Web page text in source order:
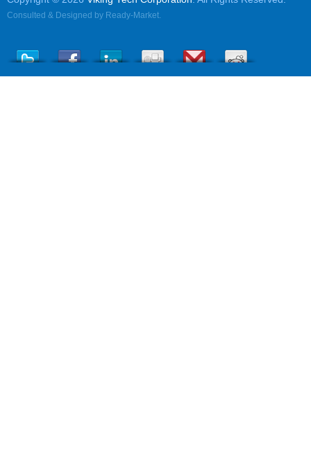
Consulted & Designed by Ready-Market.